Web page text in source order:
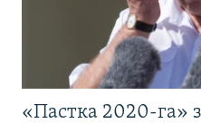
«Пастка 2020-га»